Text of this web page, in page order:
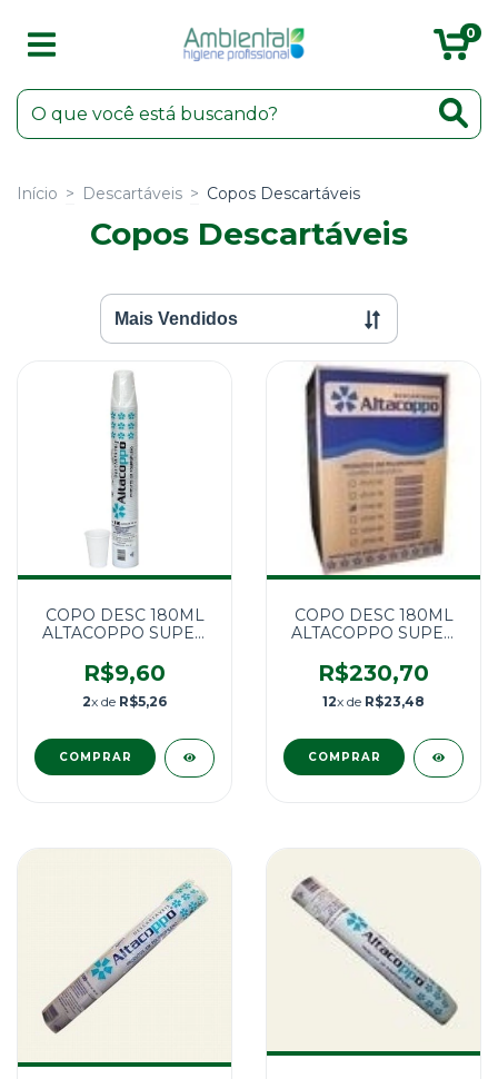
0
Início > Descartáveis > Copos Descartáveis
Copos Descartáveis
COPO DESC 180ML
ALTACOPPO SUPER
R$9,60
2x de R$5,26
COPO DESC 180ML
ALTACOPPO SUPER
UNID.
R$230,70
12x de R$23,48